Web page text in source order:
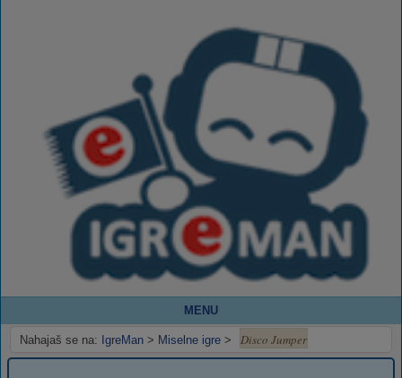
MENU
Nahajaš se na: IgreMan > Miselne igre > Disco Jumper